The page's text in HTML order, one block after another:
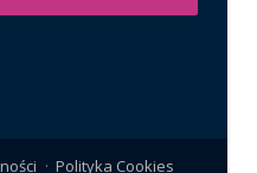
Polityka Cookies